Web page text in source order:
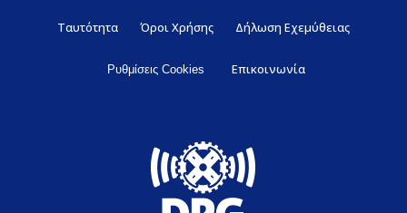
Ταυτότητα Όροι Χρήσης Δήλωση Εχεμύθειας
Ρυθμίσεις Cookies Επικοινωνία